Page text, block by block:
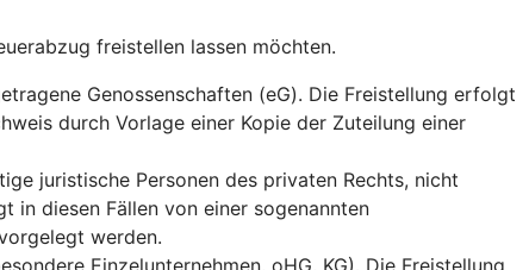
freistellen lassen möchten.
Genossenschaften (eG). Die Freistellung erfolgt
durch Vorlage einer Kopie der Zuteilung einer
juristische Personen des privaten Rechts, nicht
in diesen Fällen von einer sogenannten
werden.
Einzelunternehmen, oHG, KG). Die Freistellung